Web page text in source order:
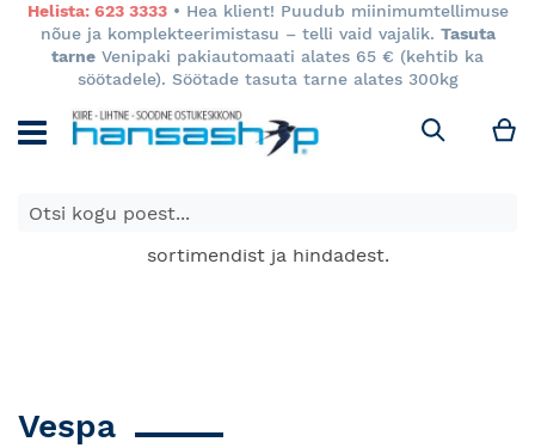
Helista: 623 3333• Hea klient! Puudub miinimumtellimuse
nõue ja komplekteerimistasu – telli vaid vajalik. Tasuta
tarne Venipaki pakiautomaati alates 65 € (kehtib ka
söötadele). Söötade tasuta tarne alates 300kg
Otsi
E-poes kuvatavad toodete hinnad kehtivad ainult e-
poes ja võivad erineda Keila ja Tartu poodide
sortimendist ja hindadest.
Vespa